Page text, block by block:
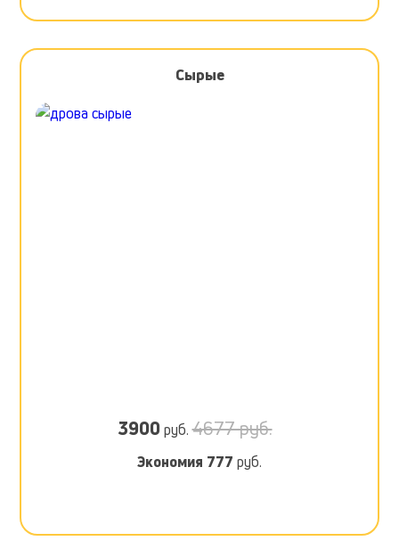
Сырые
3900 руб.4677 руб.
Экономия 777 руб.